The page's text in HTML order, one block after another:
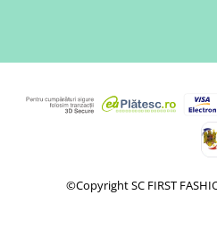
©Copyright SC FIRST